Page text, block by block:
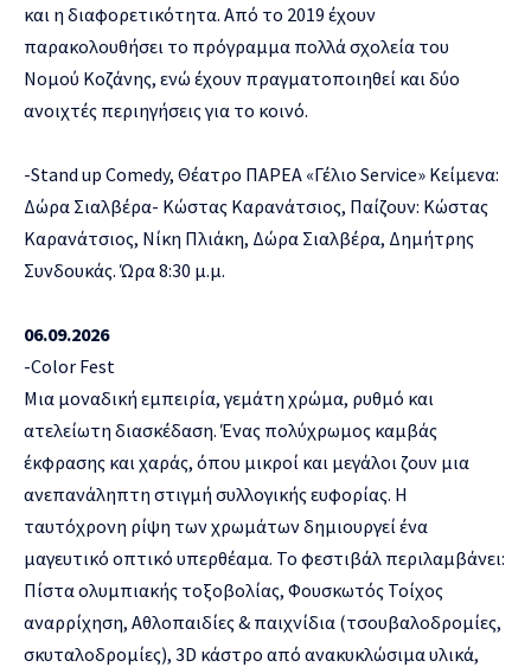
και η διαφορετικότητα. Από το 2019 έχουν
παρακολουθήσει το πρόγραμμα πολλά σχολεία του
Νομού Κοζάνης, ενώ έχουν πραγματοποιηθεί και δύο
ανοιχτές περιηγήσεις για το κοινό.
-Stand up Comedy, Θέατρο ΠΑΡΕΑ «Γέλιο Service» Κείμενα:
Δώρα Σιαλβέρα- Κώστας Καρανάτσιος, Παίζουν: Κώστας
Καρανάτσιος, Νίκη Πλιάκη, Δώρα Σιαλβέρα, Δημήτρης
Συνδουκάς. Ώρα 8:30 μ.μ.
06.09.2026
-Color Fest
Μια μοναδική εμπειρία, γεμάτη χρώμα, ρυθμό και
ατελείωτη διασκέδαση. Ένας πολύχρωμος καμβάς
έκφρασης και χαράς, όπου μικροί και μεγάλοι ζουν μια
ανεπανάληπτη στιγμή συλλογικής ευφορίας. Η
ταυτόχρονη ρίψη των χρωμάτων δημιουργεί ένα
μαγευτικό οπτικό υπερθέαμα. Το φεστιβάλ περιλαμβάνει:
Πίστα ολυμπιακής τοξοβολίας, Φουσκωτός Τοίχος
αναρρίχηση, Αθλοπαιδίες & παιχνίδια (τσουβαλοδρομίες,
σκυταλοδρομίες), 3D κάστρο από ανακυκλώσιμα υλικά,